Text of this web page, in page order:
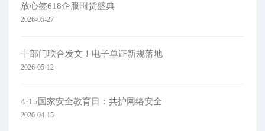
放心签618企服囤货盛典
2026-05-27
十部门联合发文！电子单证新规落地
2026-05-12
4·15国家安全教育日：共护网络安全​
2026-04-15